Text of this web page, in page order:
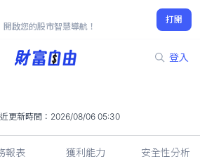
啟您的股市智慧導航！
打開
登入
116.50
2.27%
更新時間： 2026/08/06 05:30
報表 獲利能力 安全性分析